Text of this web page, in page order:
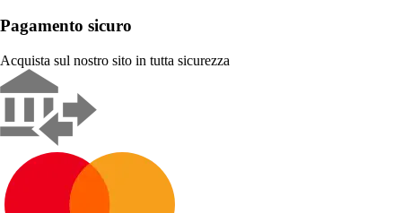
Pagamento sicuro
Acquista sul nostro sito in tutta sicurezza